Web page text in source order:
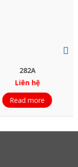
282A
Liên hệ
Read more